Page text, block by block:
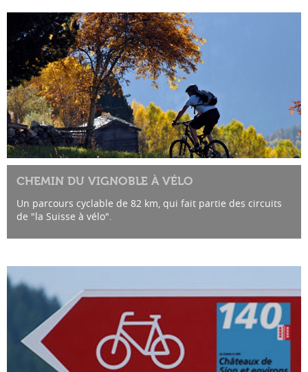
CHEMIN DU VIGNOBLE À VÉLO
Un parcours cyclable de 82 km, qui fait partie des circuits
de "la Suisse à vélo".